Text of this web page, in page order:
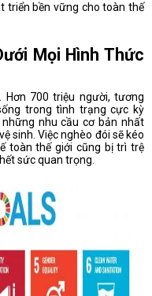
triển bền vững cho toàn thế
Mọi Hình Thức
700 triệu người, tương
trong tình trạng cực kỳ
nhu cầu cơ bản nhất
sinh. Việc nghèo đói sẽ kéo
toàn thế giới cũng bị trì trệ
sức quan trọng.